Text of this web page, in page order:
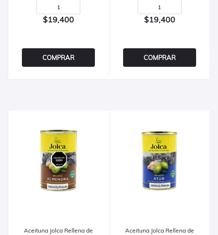
$19,400
COMPRAR
$19,400
COMPRAR
Aceituna Jolca Rellena de Aceituna Jolca Rellena de